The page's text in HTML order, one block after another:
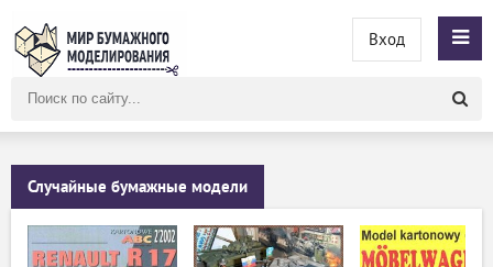
сайту
Вход
Случайные бумажные модели